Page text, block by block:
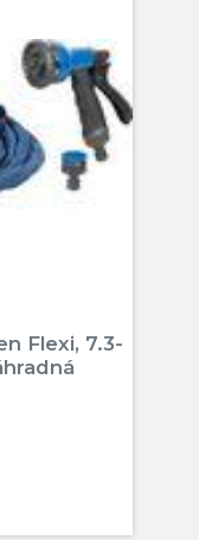
Flexi, 7.3-